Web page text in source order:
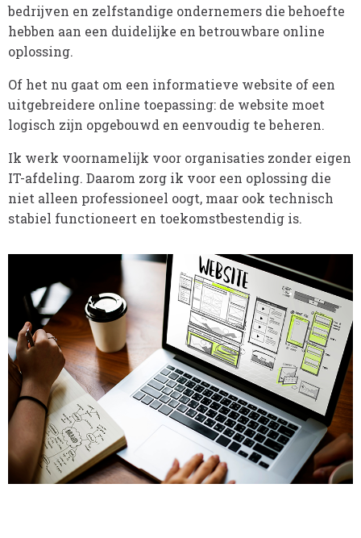
bedrijven en zelfstandige ondernemers die behoefte
hebben aan een duidelijke en betrouwbare online
oplossing.
Of het nu gaat om een informatieve website of een
uitgebreidere online toepassing: de website moet
logisch zijn opgebouwd en eenvoudig te beheren.
Ik werk voornamelijk voor organisaties zonder eigen
IT-afdeling. Daarom zorg ik voor een oplossing die
niet alleen professioneel oogt, maar ook technisch
stabiel functioneert en toekomstbestendig is.